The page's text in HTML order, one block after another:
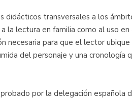
transversales a los
la lectura en familia como al uso
necesaria para que el lector
del personaje y una
por la delegación española